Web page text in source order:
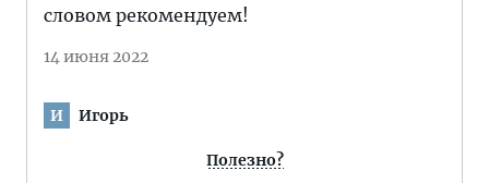
словом рекомендуем!
14 июня 2022
И Игорь
Полезно?